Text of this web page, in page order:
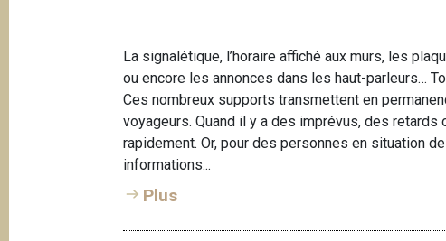
La signalétique, l’horaire affiché aux murs, les
ou encore les annonces dans les haut-parleurs…
Ces nombreux supports transmettent en
voyageurs. Quand il y a des imprévus, des
rapidement. Or, pour des personnes en situation
informations...
Plus